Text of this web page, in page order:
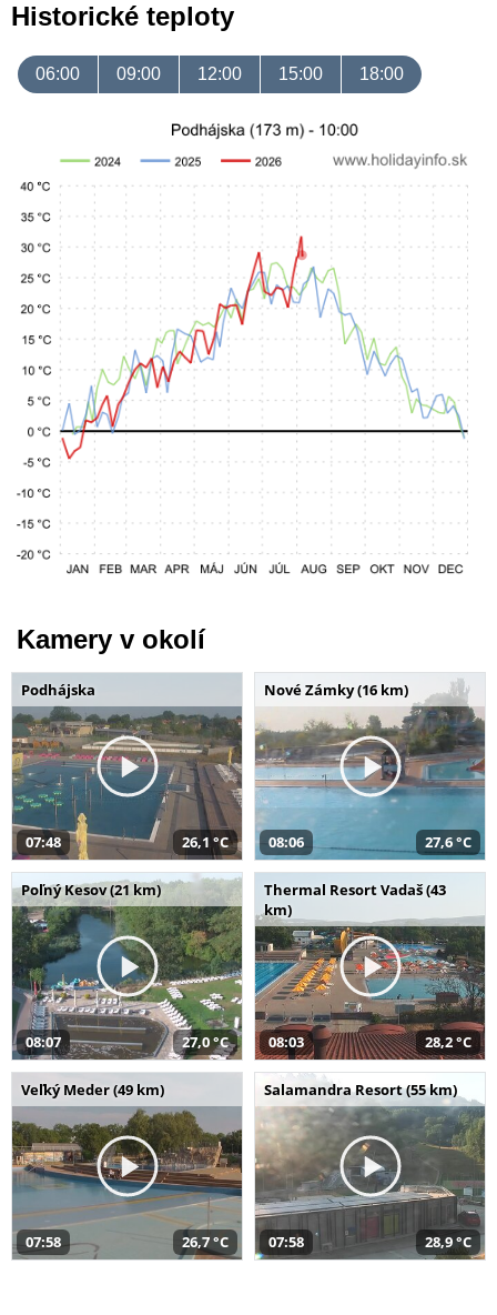
Historické teploty
06:00 09:00 12:00 15:00 18:00
Kamery v okolí
Podhájska
07:48 26,1 °C
Nové Zámky (16 km)
08:06 27,6 °C
Poľný Kesov (21 km)
08:07 27,0 °C
Thermal Resort Vadaš (43
km)
08:03 28,2 °C
Veľký Meder (49 km)
07:58 26,7 °C
Salamandra Resort (55 km)
07:58 28,9 °C